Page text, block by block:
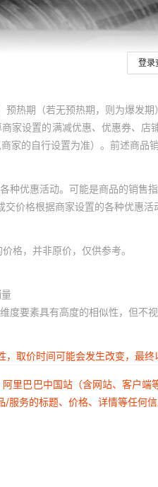
登录
预热期（若无预热期，则为爆
家设置的满减优惠、优惠券、
家的自行设置为准）。前述商
种优惠活动。可能是商品的销售
价格根据商家设置的各种优惠
格，并非原价，仅供参考。
度要素具有高度的相似性，但不
取价时间可能会发生改变，最
里巴巴中国站（含网站、客户
务的标题、价格、详情等任